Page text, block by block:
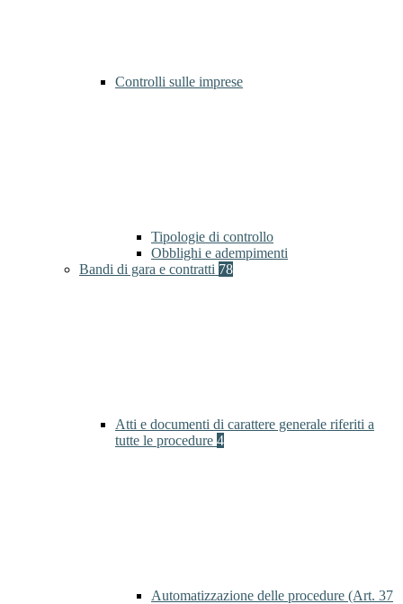
Controlli sulle imprese
Tipologie di controllo
Obblighi e adempimenti
Bandi di gara e contratti 78
Atti e documenti di carattere generale riferiti a
tutte le procedure 4
Automatizzazione delle procedure (Art. 37